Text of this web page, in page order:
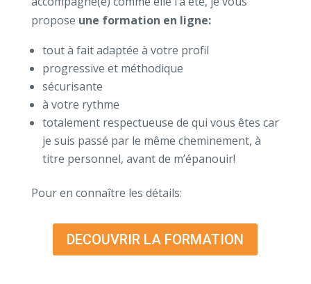
propose une formation en ligne:
tout à fait adaptée à votre profil
progressive et méthodique
sécurisante
à votre rythme
totalement respectueuse de qui vous êtes car
je suis passé par le même cheminement, à
titre personnel, avant de m’épanouir!
Pour en connaître les détails:
DECOUVRIR LA FORMATION